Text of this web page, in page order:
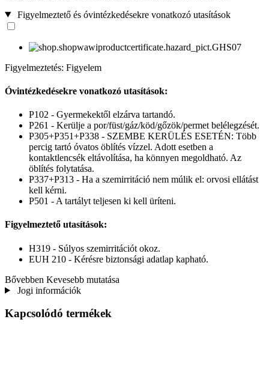
Figyelmeztető és óvintézkedésekre vonatkozó utasítások
Figyelmeztetés: Figyelem
Óvintézkedésekre vonatkozó utasítások:
P102 - Gyermekektől elzárva tartandó.
P261 - Kerülje a por/füst/gáz/köd/gőzök/permet belélegzését.
P305+P351+P338 - SZEMBE KERÜLÉS ESETÉN: Több
percig tartó óvatos öblítés vízzel. Adott esetben a
kontaktlencsék eltávolítása, ha könnyen megoldható. Az
öblítés folytatása.
P337+P313 - Ha a szemirritáció nem múlik el: orvosi ellátást
kell kérni.
P501 - A tartályt teljesen ki kell üríteni.
Figyelmeztető utasítások:
H319 - Súlyos szemirritációt okoz.
EUH 210 - Kérésre biztonsági adatlap kapható.
Bővebben Kevesebb mutatása
Jogi információk
Kapcsolódó termékek